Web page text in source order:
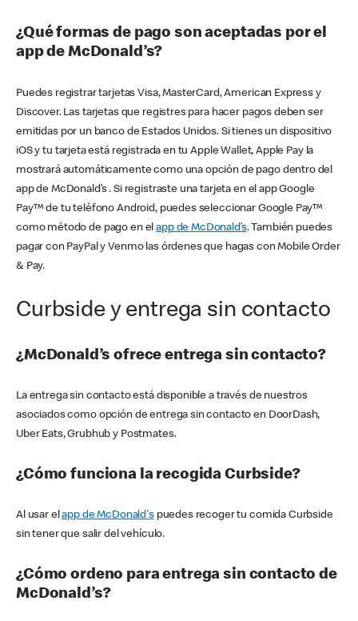
¿Qué formas de pago son aceptadas por el
app de McDonald’s?
Puedes registrar tarjetas Visa, MasterCard, American Express y
Discover. Las tarjetas que registres para hacer pagos deben ser
emitidas por un banco de Estados Unidos. Si tienes un dispositivo
iOS y tu tarjeta está registrada en tu Apple Wallet, Apple Pay la
mostrará automáticamente como una opción de pago dentro del
app de McDonald’s . Si registraste una tarjeta en el app Google
Pay™ de tu teléfono Android, puedes seleccionar Google Pay™
como método de pago en elapp de McDonald’s. También puedes
pagar con PayPal y Venmo las órdenes que hagas con Mobile Order
& Pay.
Curbside y entrega sin contacto
¿McDonald’s ofrece entrega sin contacto?
La entrega sin contacto está disponible a través de nuestros
asociados como opción de entrega sin contacto en DoorDash,
Uber Eats, Grubhub y Postmates.
¿Cómo funciona la recogida Curbside?
Al usar elapp de McDonald'spuedes recoger tu comida Curbside
sin tener que salir del vehículo.
¿Cómo ordeno para entrega sin contacto de
McDonald’s?